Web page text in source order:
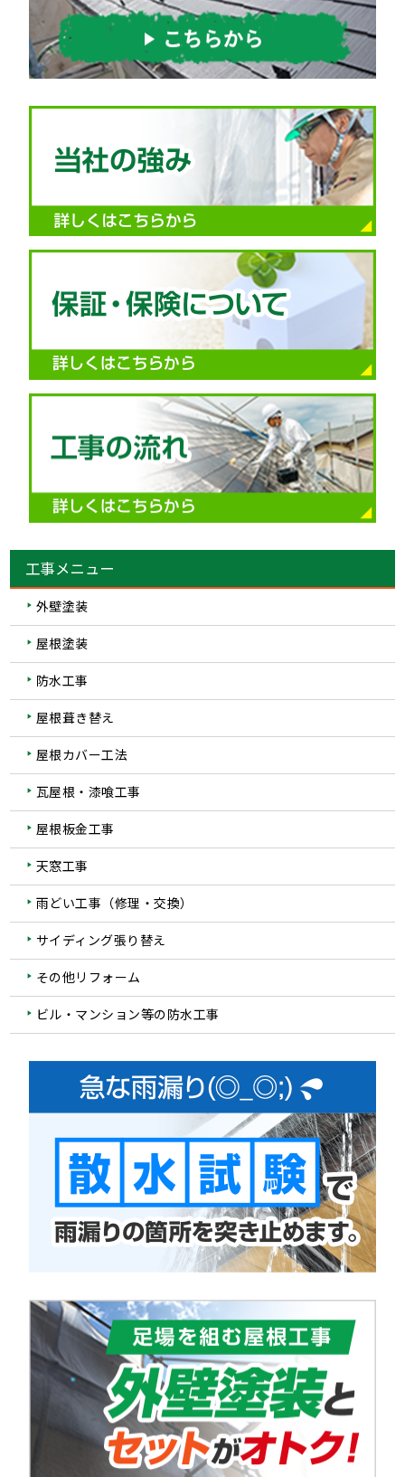
工事メニュー
外壁塗装
屋根塗装
防水工事
屋根葺き替え
屋根カバー工法
瓦屋根・漆喰工事
屋根板金工事
天窓工事
雨どい工事（修理・交換）
サイディング張り替え
その他リフォーム
ビル・マンション等の防水工事